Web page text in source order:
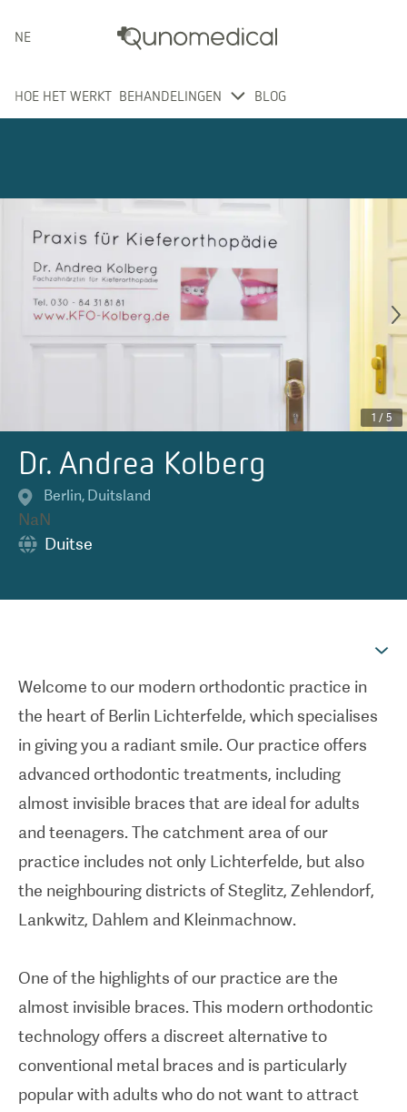
NEDERLANDS
HOE HET WERKT BEHANDELINGEN BLOG
1 / 5
Dr. Andrea Kolberg
Berlin, Duitsland
NaN
Duitse
Welcome to our modern orthodontic practice in
the heart of Berlin Lichterfelde, which specialises
in giving you a radiant smile. Our practice offers
advanced orthodontic treatments, including
almost invisible braces that are ideal for adults
and teenagers. The catchment area of our
practice includes not only Lichterfelde, but also
the neighbouring districts of Steglitz, Zehlendorf,
Lankwitz, Dahlem and Kleinmachnow.
One of the highlights of our practice are the
almost invisible braces. This modern orthodontic
technology offers a discreet alternative to
conventional metal braces and is particularly
popular with adults who do not want to attract